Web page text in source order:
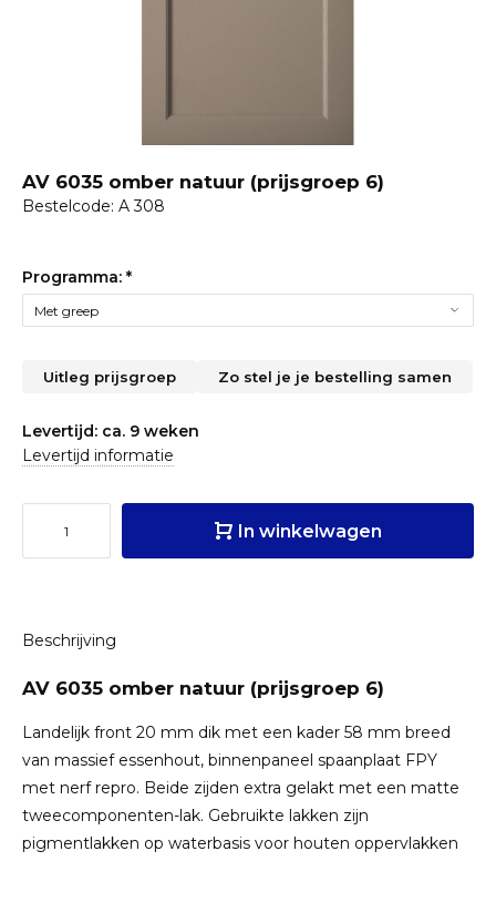
AV 6035 omber natuur (prijsgroep 6)
Bestelcode: A 308
Programma: *
Uitleg prijsgroep Zo stel je je bestelling samen
Levertijd: ca. 9 weken
Levertijd informatie
In winkelwagen
Beschrijving
AV 6035 omber natuur (prijsgroep 6)
Landelijk front 20 mm dik met een kader 58 mm breed
van massief essenhout, binnenpaneel spaanplaat FPY
met nerf repro. Beide zijden extra gelakt met een matte
tweecomponenten-lak. Gebruikte lakken zijn
pigmentlakken op waterbasis voor houten oppervlakken